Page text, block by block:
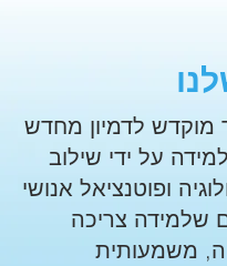
מוקדש לדמיון מחדש
על ידי שילוב
שלמידה צריכה
משמעותית